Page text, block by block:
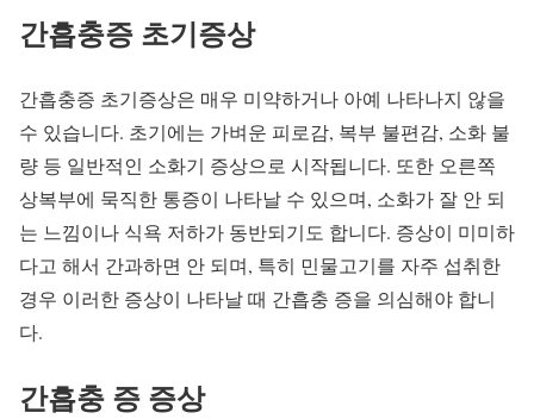
간흡충증 초기증상
간흡충증 초기증상은 매우 미약하거나 아예 나타나지 않을
수 있습니다. 초기에는 가벼운 피로감, 복부 불편감, 소화 불
량 등 일반적인 소화기 증상으로 시작됩니다. 또한 오른쪽
상복부에 묵직한 통증이 나타날 수 있으며, 소화가 잘 안 되
는 느낌이나 식욕 저하가 동반되기도 합니다. 증상이 미미하
다고 해서 간과하면 안 되며, 특히 민물고기를 자주 섭취한
경우 이러한 증상이 나타날 때 간흡충 증을 의심해야 합니
다.
간흡충 증 증상